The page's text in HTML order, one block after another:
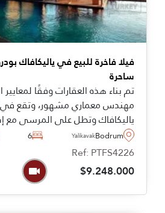
فيلا فاخرة للبيع في ياليكافاك
ساحرة
تم بناء هذه العقارات وفقًا
مهندس معماري مشهور، وتقع
ياليكافاك وتطل على المرسى مع
مذهلة تمتد إلى أبعد ما يمكن للعين
Bodrum
Yalikavak
6
Ref: PTFS4226
$9.248.000